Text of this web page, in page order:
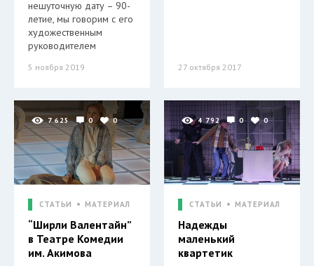
нешуточную дату – 90-
летие, мы говорим с его
художественным
руководителем
5 ноября 2019 27 октября 2017
7 625 0 0
СТАТЬИ МАТЕРИАЛ
“Ширли Валентайн”
в Театре Комедии
им. Акимова
4 792 0 0
СТАТЬИ МАТЕРИАЛ
Надежды
маленький
квартетик